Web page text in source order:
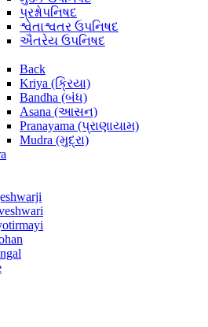
પ્રશ્નોપનિષદ
શ્વેતાશ્વતર ઉપનિષદ
ઐતરેય ઉપનિષદ
Back
Kriya (ક્રિયા)
Bandha (બંધ)
Asana (આસન)
Pranayama (પ્રાણાયામ)
Mudra (મુદ્રા)